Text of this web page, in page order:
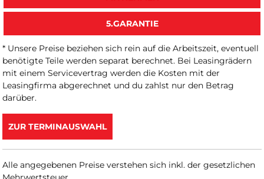
5.GARANTIE
* Unsere Preise beziehen sich rein auf die Arbeitszeit, eventuell
benötigte Teile werden separat berechnet. Bei Leasingrädern
mit einem Servicevertrag werden die Kosten mit der
Leasingfirma abgerechnet und du zahlst nur den Betrag
darüber.
ZUR TERMINAUSWAHL
Alle angegebenen Preise verstehen sich inkl. der gesetzlichen